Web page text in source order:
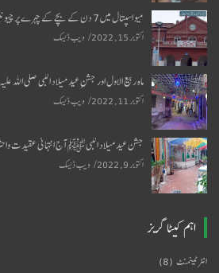
میو اسپتال میں 7 دن کے بچے کے چہرے پر چیونٹیوں کی موجودگی کا معاملہ
اکتوبر 15, 2022 ویب ڈیسک
ماہ ربیع الاول اور جشنِ عید میلاد النبی صلی اللہ
اکتوبر 11, 2022 ویب ڈیسک
جشن عید میلاد النبی ﷺ آج انتہائی عقیدت
اکتوبر 9, 2022 ویب ڈیسک
اہم کیٹا گریز
انٹرٹینمنٹ (8)